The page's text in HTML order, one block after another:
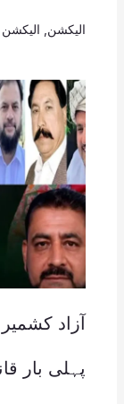
الیکشن الیکشن 2026
پہلی بار